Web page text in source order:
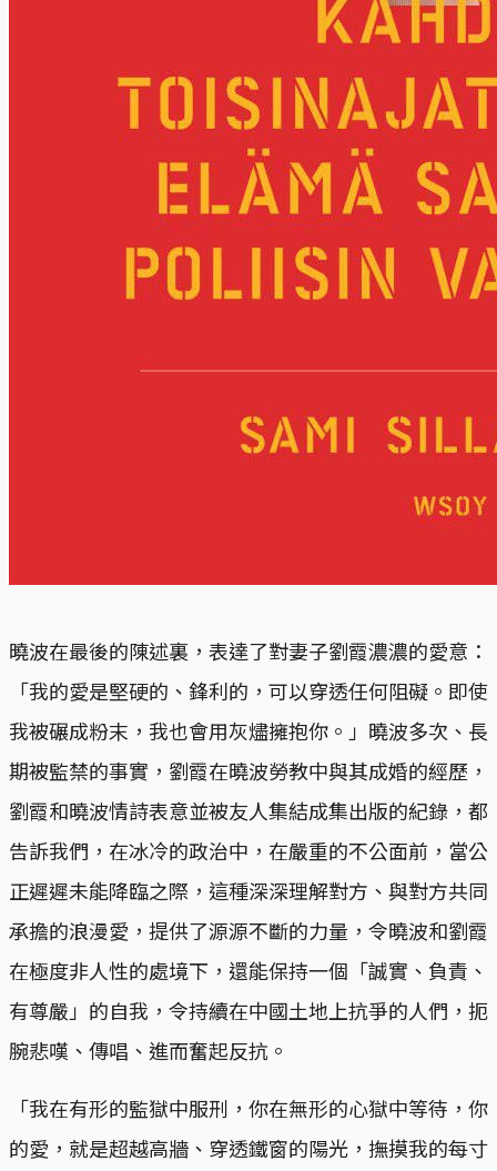
曉波在最後的陳述裏，表達了對妻子劉霞濃濃的愛意：
「我的愛是堅硬的、鋒利的，可以穿透任何阻礙。即使
我被碾成粉末，我也會用灰燼擁抱你。」曉波多次、長
期被監禁的事實，劉霞在曉波勞教中與其成婚的經歷，
劉霞和曉波情詩表意並被友人集結成集出版的紀錄，都
告訴我們，在冰冷的政治中，在嚴重的不公面前，當公
正遲遲未能降臨之際，這種深深理解對方、與對方共同
承擔的浪漫愛，提供了源源不斷的力量，令曉波和劉霞
在極度非人性的處境下，還能保持一個「誠實、負責、
有尊嚴」的自我，令持續在中國土地上抗爭的人們，扼
腕悲嘆、傳唱、進而奮起反抗。
「我在有形的監獄中服刑，你在無形的心獄中等待，你
的愛，就是超越高牆、穿透鐵窗的陽光，撫摸我的每寸